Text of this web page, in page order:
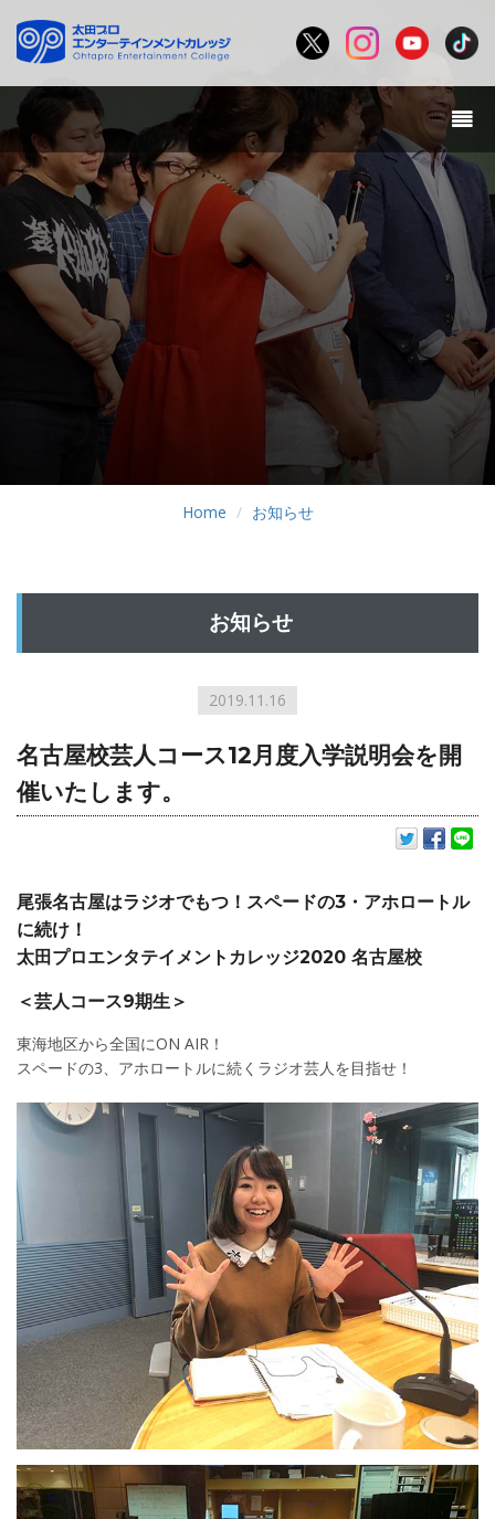
INFORMATION
Home お知らせ
お知らせ
2019.11.16
名古屋校芸人コース12月度入学説明会を開
催いたします。
尾張名古屋はラジオでもつ！スペードの3・アホロートル
に続け！
太田プロエンタテイメントカレッジ2020 名古屋校
＜芸人コース9期生＞
東海地区から全国にON AIR！
スペードの3、アホロートルに続くラジオ芸人を目指せ！